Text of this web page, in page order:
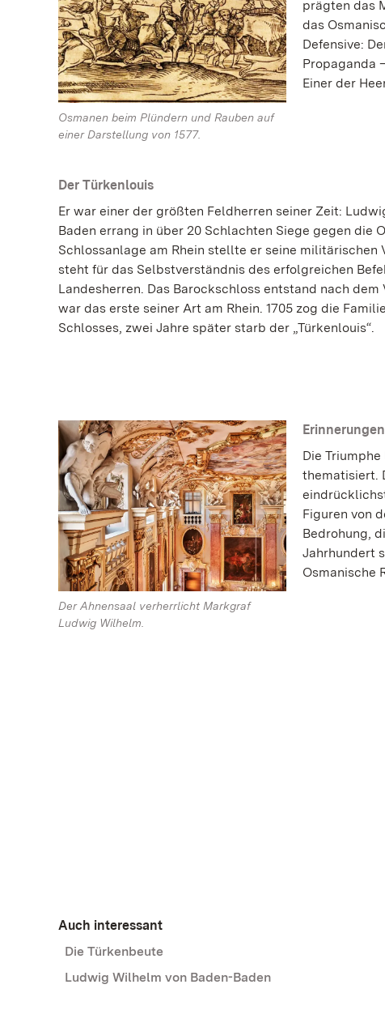
Osmanen beim Plündern und Rauben auf
einer Darstellung von 1577.
prägten das
das
Defensive:
Propaganda
Einer der
Der Türkenlouis
Er war einer der größten Feldherren seiner Zeit:
Baden errang in über 20 Schlachten Siege gegen die
Schlossanlage am Rhein stellte er seine militärischen
steht für das Selbstverständnis des erfolgreichen
Landesherren. Das Barockschloss entstand nach dem
war das erste seiner Art am Rhein. 1705 zog die
Schlosses, zwei Jahre später starb der „Türkenlouis“.
Der Ahnensaal verherrlicht Markgraf
Ludwig Wilhelm.
Die
thematisiert.
Figuren von
Bedrohung,
Jahrhundert
Osmanische
Auch interessant
Die Türkenbeute
Ludwig Wilhelm von Baden-Baden